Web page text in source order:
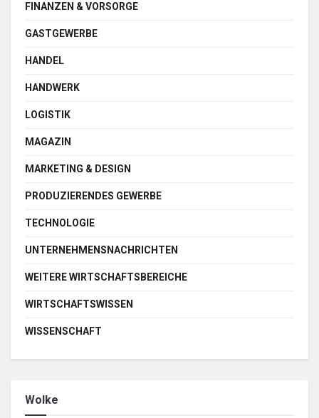
FINANZEN & VORSORGE
GASTGEWERBE
HANDEL
HANDWERK
LOGISTIK
MAGAZIN
MARKETING & DESIGN
PRODUZIERENDES GEWERBE
TECHNOLOGIE
UNTERNEHMENSNACHRICHTEN
WEITERE WIRTSCHAFTSBEREICHE
WIRTSCHAFTSWISSEN
WISSENSCHAFT
Wolke